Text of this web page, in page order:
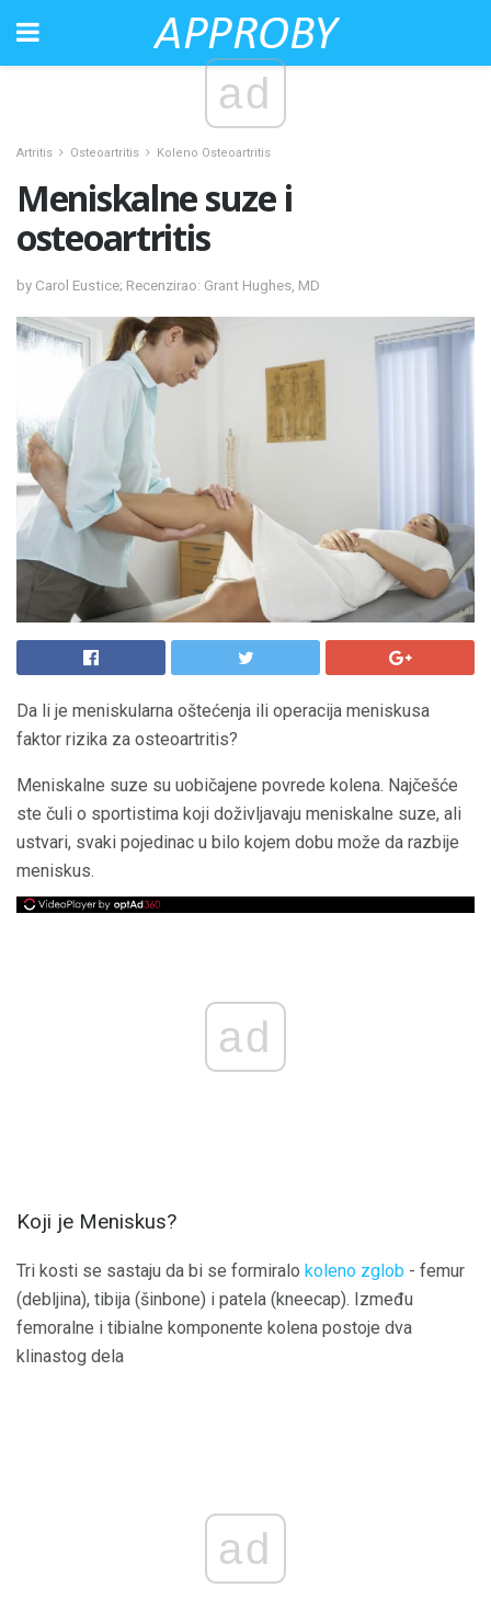
ad
Artritis Osteoartritis Koleno Osteoartritis
Meniskalne suze i
osteoartritis
by Carol Eustice; Recenzirao: Grant Hughes, MD
Da li je meniskularna oštećenja ili operacija meniskusa
faktor rizika za osteoartritis?
Meniskalne suze su uobičajene povrede kolena. Najčešće
ste čuli o sportistima koji doživljavaju meniskalne suze, ali
ustvari, svaki pojedinac u bilo kojem dobu može da razbije
meniskus.
ad
Koji je Meniskus?
Tri kosti se sastaju da bi se formiralo koleno zglob - femur
(debljina), tibija (šinbone) i patela (kneecap). Između
femoralne i tibialne komponente kolena postoje dva
klinastog dela
ad